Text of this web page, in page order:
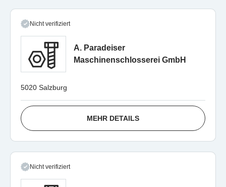
Nicht verifiziert
A. Paradeiser
Maschinenschlosserei GmbH
5020 Salzburg
MEHR DETAILS
Nicht verifiziert